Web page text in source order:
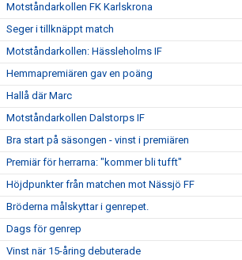
Motståndarkollen FK Karlskrona
Seger i tillknäppt match
Motståndarkollen: Hässleholms IF
Hemmapremiären gav en poäng
Hallå där Marc
Motståndarkollen Dalstorps IF
Bra start på säsongen - vinst i premiären
Premiär för herrarna: "kommer bli tufft"
Höjdpunkter från matchen mot Nässjö FF
Bröderna målskyttar i genrepet.
Dags för genrep
Vinst när 15-åring debuterade